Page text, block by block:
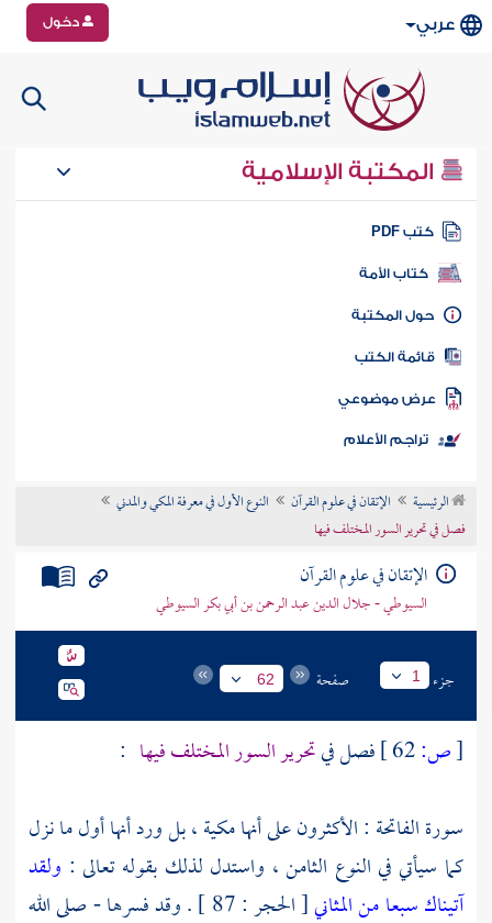
عربي دخول
المكتبة الإسلامية
كتب PDF
كتاب الأمة
المكتبة
الكتب
موضوعي
تراجم الأعلام
الرئيسية الإتقان في علوم القرآن
النوع الأول في معرفة المكي والمدني
فصل في تحرير السور المختلف فيها
الإتقان في علوم القرآن
السيوطي - جلال الدين عبد الرحمن بن أبي بكر السيوطي
جزء 1 صفحة 62
[ص: فصل فيتحرير السور المختلف فيها :
سورة الفاتحة : الأكثرون على أنها مكية ، بل ورد أنها أول ما نزل
كما سيأتي في النوع الثامن ، واستدل لذلك بقوله تعالى : ولقد
آتيناك سبعا من المثاني
[ الحجر : 87 ] . وقد فسرها - صلى الله